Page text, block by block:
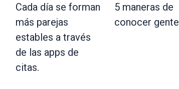
Cada día se forman
más parejas
estables a través
de las apps de
citas.
5 maneras de
conocer gente